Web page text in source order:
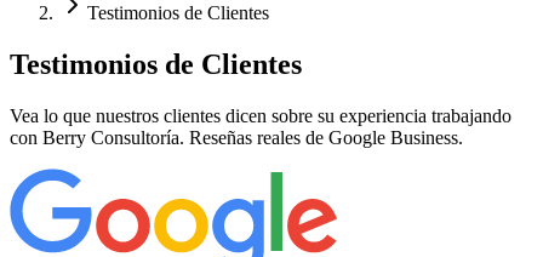
Testimonios de Clientes
Testimonios de Clientes
Vea lo que nuestros clientes dicen sobre su experiencia trabajando
con Berry Consultoría. Reseñas reales de Google Business.